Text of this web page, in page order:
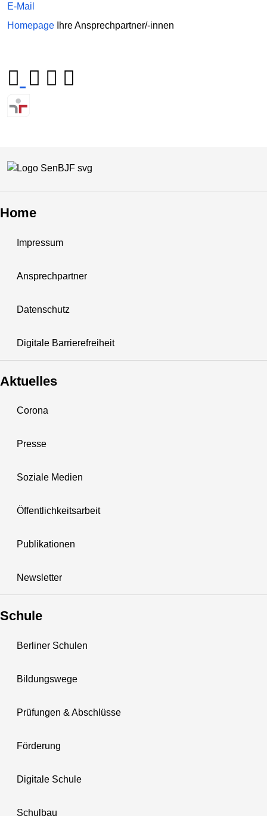
E-Mail
Homepage Ihre Ansprechpartner/-innen
Home
Impressum
Ansprechpartner
Datenschutz
Digitale Barrierefreiheit
Aktuelles
Corona
Presse
Soziale Medien
Öffentlichkeitsarbeit
Publikationen
Newsletter
Schule
Berliner Schulen
Bildungswege
Prüfungen & Abschlüsse
Förderung
Digitale Schule
Schulbau